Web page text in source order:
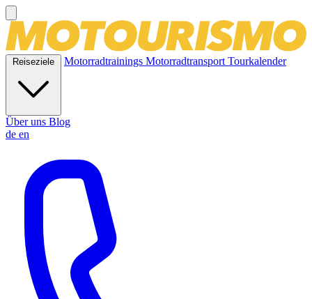
Reiseziele Motorradtrainings MotorradtransportTourkalender
Über uns Blog
de en